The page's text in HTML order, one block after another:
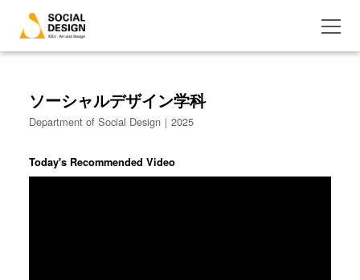
ソーシャルデザイン学科
Department of Social Design｜2025
Today's Recommended Video